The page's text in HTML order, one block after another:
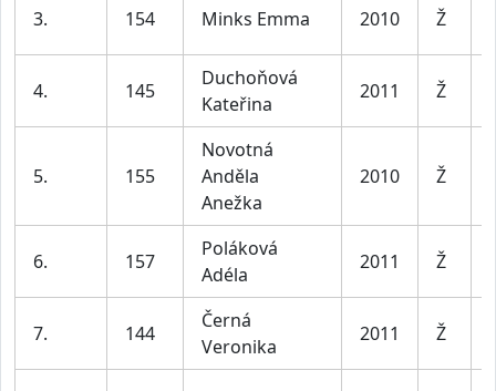
3. 154 Minks Emma 2010 Ž
4. 145
Duchoňová
Kateřina
2011 Ž
5. 155
Novotná
Anděla
Anežka
2010 Ž
6. 157
Poláková
Adéla
2011 Ž
7. 144
Černá
Veronika
2011 Ž